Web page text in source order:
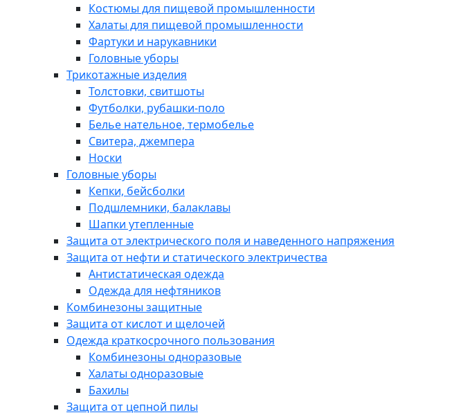
Костюмы для пищевой промышленности
Халаты для пищевой промышленности
Фартуки и нарукавники
Головные уборы
Трикотажные изделия
Толстовки, свитшоты
Футболки, рубашки-поло
Белье нательное, термобелье
Свитера, джемпера
Носки
Головные уборы
Кепки, бейсболки
Подшлемники, балаклавы
Шапки утепленные
Защита от электрического поля и наведенного напряжения
Защита от нефти и статического электричества
Антистатическая одежда
Одежда для нефтяников
Комбинезоны защитные
Защита от кислот и щелочей
Одежда краткосрочного пользования
Комбинезоны одноразовые
Халаты одноразовые
Бахилы
Защита от цепной пилы